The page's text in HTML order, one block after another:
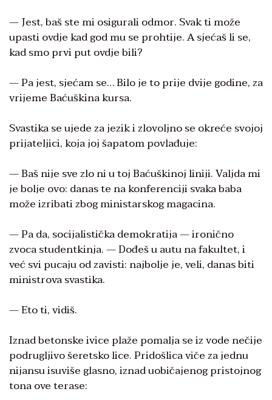
— Jest, baš ste mi osigurali odmor. Svak ti može
upasti ovdje kad god mu se prohtije. A sjećaš li se,
kad smo prvi put ovdje bili?
— Pa jest, sjećam se… Bilo je to prije dvije godine, za
vrijeme Baćuškina kursa.
Svastika se ujede za jezik i zlovoljno se okreće svojoj
prijateljici, koja joj šapatom povlađuje:
— Baš nije sve zlo ni u toj Baćuškinoj liniji. Valjda mi
je bolje ovo: danas te na konferenciji svaka baba
može izribati zbog ministarskog magacina.
— Pa da, socijalistička demokratija — ironično
zvoca studentkinja. — Dođeš u autu na fakultet, i
već svi pucaju od zavisti: najbolje je, veli, danas biti
ministrova svastika.
— Eto ti, vidiš.
Iznad betonske ivice plaže pomalja se iz vode nečije
podrugljivo šeretsko lice. Pridošlica viče za jednu
nijansu isuviše glasno, iznad uobičajenog pristojnog
tona ove terase: